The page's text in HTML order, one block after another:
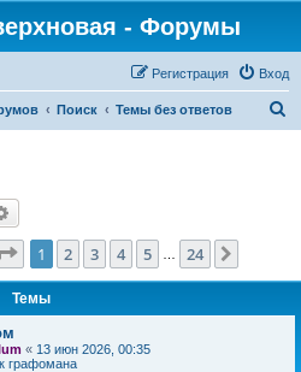
- Форумы
Вход
Регистрация
Поиск Темы без ответов
Страница из 24
1 2 3 4 5 24
Темы
« 13 июн 2026, 00:35
графомана